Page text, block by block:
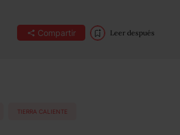
Compartir Leer después
TIERRA CALIENTE